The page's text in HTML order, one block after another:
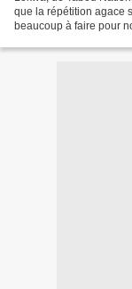
que la répétition agace
beaucoup à faire pour